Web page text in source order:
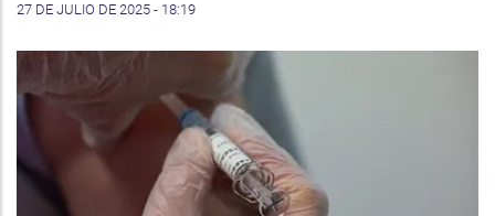
27 DE JULIO DE 2025 - 18:19